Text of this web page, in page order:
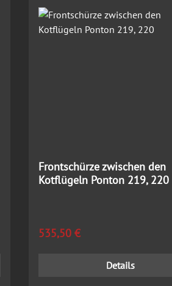
Frontschürze zwischen den
Kotflügeln Ponton 219, 220
Regulärer Preis:
535,50 €
Details